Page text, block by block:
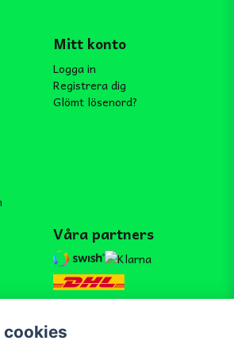
Mitt konto
Logga in
Registrera dig
Glömt lösenord?
Våra partners
cookies